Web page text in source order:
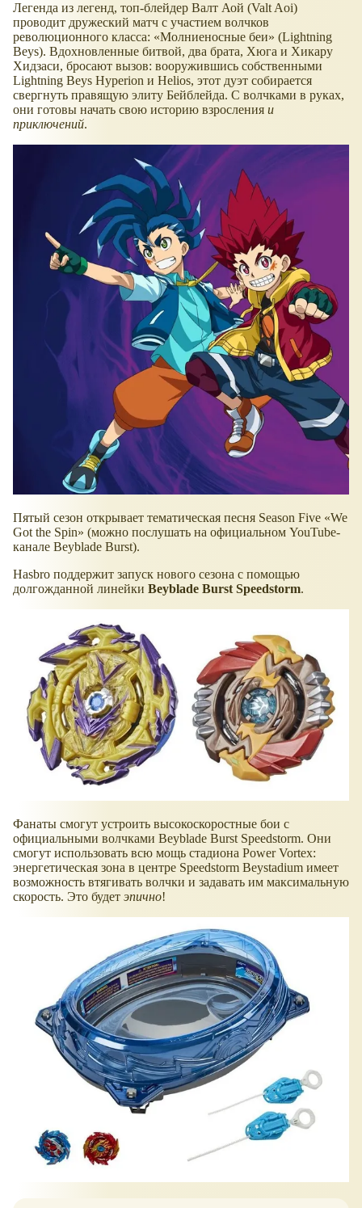
Легенда из легенд, топ-блейдер Валт Аой (Valt Aoi)
проводит дружеский матч с участием волчков
революционного класса:
Молниеносные беи
(Lightning
Beys). Вдохновленные битвой, два брата, Хюга и Хикару
Хидзаси, бросают вызов: вооружившись собственными
Lightning Beys Hyperion и Helios, этот дуэт собирается
свергнуть правящую элиту Бейблейда. С волчками в руках,
они готовы начать свою историю взросления и
приключений.
Пятый сезон открывает тематическая песня Season Five
We
Got the Spin
(можно послушать на официальном YouTube-
канале Beyblade Burst).
Hasbro поддержит запуск нового сезона с помощью
долгожданной линейки Beyblade Burst Speedstorm.
Фанаты смогут устроить высокоскоростные бои с
официальными волчками Beyblade Burst Speedstorm. Они
смогут использовать всю мощь стадиона Power Vortex:
энергетическая зона в центре Speedstorm Beystadium имеет
возможность втягивать волчки и задавать им максимальную
скорость. Это будет эпично!